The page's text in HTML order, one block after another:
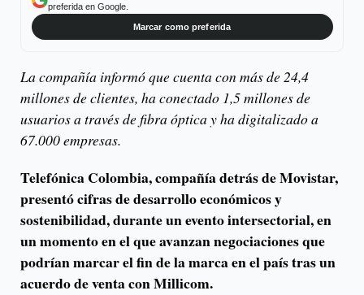
preferida en Google.
Marcar como preferida
La compañía informó que cuenta con más de 24,4
millones de clientes, ha conectado 1,5 millones de
usuarios a través de fibra óptica y ha digitalizado a
67.000 empresas.
Telefónica Colombia, compañía detrás de Movistar,
presentó cifras de desarrollo económicos y
sostenibilidad, durante un evento intersectorial, en
un momento en el que avanzan negociaciones que
podrían marcar el fin de la marca en el país tras un
acuerdo de venta con Millicom.